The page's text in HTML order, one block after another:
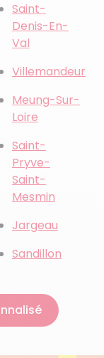
Saint-
Denis-En-
Val
Villemandeur
Meung-Sur-
Loire
Saint-
Pryve-
Saint-
Mesmin
Jargeau
Sandillon